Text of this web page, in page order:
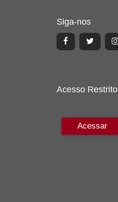
Siga-nos
Acesso Restrito
Acessar